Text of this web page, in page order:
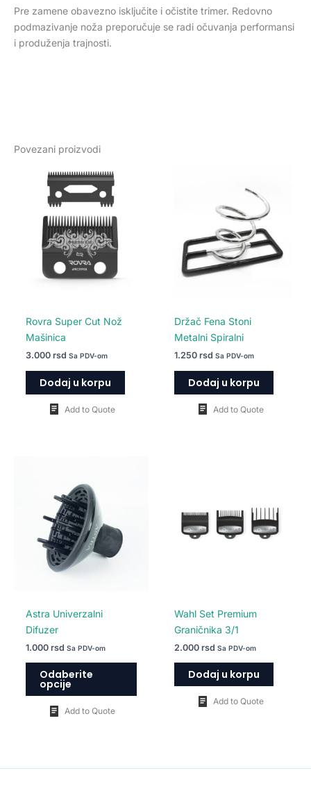
Pre zamene obavezno isključite i očistite trimer. Redovno
podmazivanje noža preporučuje se radi očuvanja performansi
i produženja trajnosti.
Povezani proizvodi
Rovra Super Cut Nož
Mašinica
3.000 rsd Sa PDV-om
Dodaj u korpu
Add to Quote
Držač Fena Stoni
Metalni Spiralni
1.250 rsd Sa PDV-om
Dodaj u korpu
Add to Quote
Astra Univerzalni
Difuzer
1.000 rsd Sa PDV-om
Odaberite
opcije
Add to Quote
Wahl Set Premium
Graničnika 3/1
2.000 rsd Sa PDV-om
Dodaj u korpu
Add to Quote